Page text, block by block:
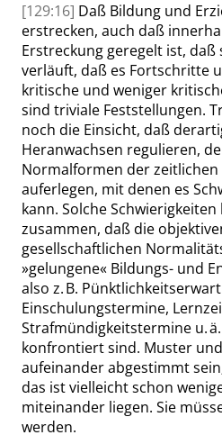
[129:16] Daß Bildung und
erstrecken, auch daß
Erstreckung geregelt ist, daß
verläuft, daß es Fortschritte
kritische und weniger
sind triviale Feststellungen.
noch die Einsicht, daß
Heranwachsen regulieren,
Normalformen der
auferlegen, mit denen es
kann. Solche
zusammen, daß die
gesellschaftlichen
»gelungene« Bildungs- und
also z. B.
Einschulungstermine,
Strafmündigkeitstermine u.
konfrontiert sind. Muster
aufeinander abgestimmt
das ist vielleicht schon
miteinander liegen. Sie
werden.